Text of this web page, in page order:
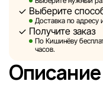
без
характеристики и
Изображения,
Общая информация о
Выберите
Доставка по адресу
Получите заказ
По Кишинёву
часов.
Описание